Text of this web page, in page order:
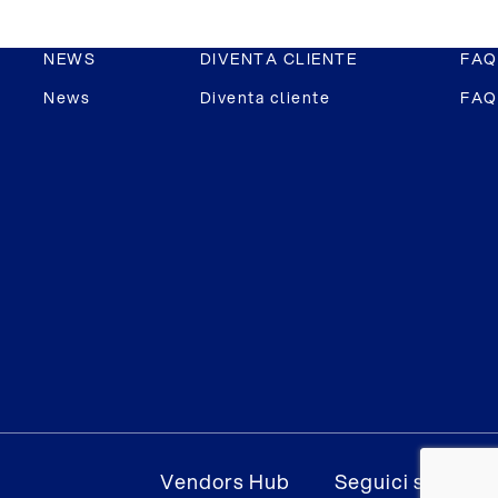
NEWS
News
DIVENTA CLIENTE
Diventa cliente
FAQ
FAQ
Vendors Hub Seguici su